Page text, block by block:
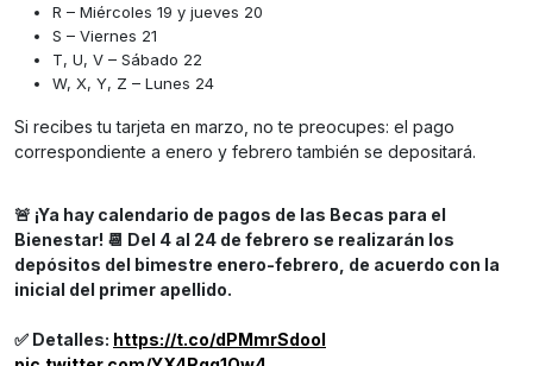
R – Miércoles 19 y jueves 20
S – Viernes 21
T, U, V – Sábado 22
W, X, Y, Z – Lunes 24
Si recibes tu tarjeta en marzo, no te preocupes: el pago
correspondiente a enero y febrero también se depositará.
🚨 ¡Ya hay calendario de pagos de las Becas para el
Bienestar! 📆 Del 4 al 24 de febrero se realizarán los
depósitos del bimestre enero-febrero, de acuerdo con la
inicial del primer apellido.
✅ Detalles: https://t.co/dPMmrSdooI